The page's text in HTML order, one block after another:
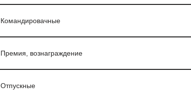
Командировачные
Премия, вознаграждение
Отпускные